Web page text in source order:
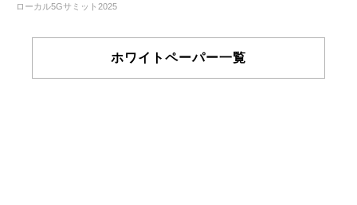
ローカル5Gサミット2025
ホワイトペーパー一覧